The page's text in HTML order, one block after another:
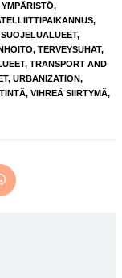
,
,
SUOJELUALUEET,
, TERVEYSUHAT,
, TRANSPORT AND
, URBANIZATION,
, VIHREÄ SIIRTYMÄ,